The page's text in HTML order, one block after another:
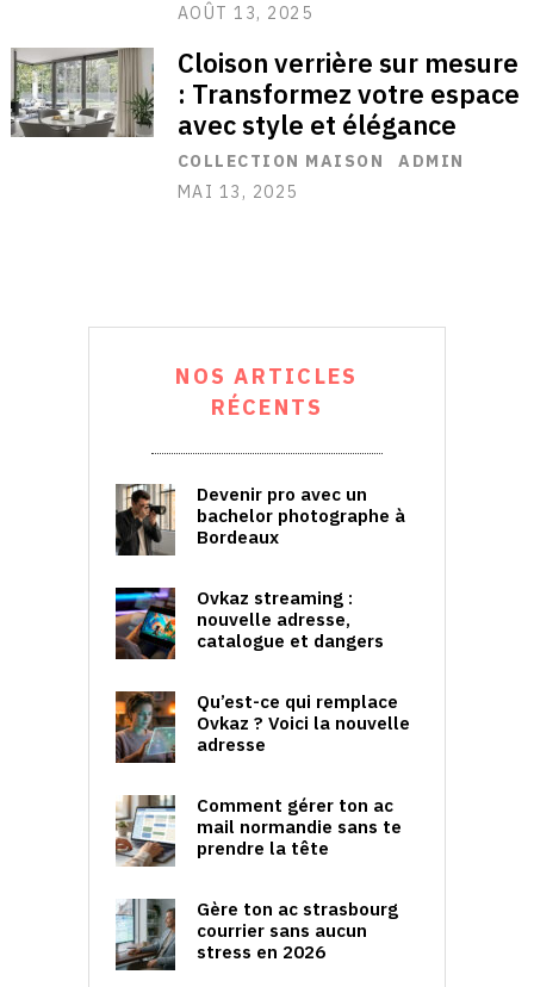
AOÛT 13, 2025
Cloison verrière sur mesure
: Transformez votre espace
avec style et élégance
COLLECTION MAISON
ADMIN
MAI 13, 2025
NOS ARTICLES
RÉCENTS
Devenir pro avec un
bachelor photographe à
Bordeaux
Ovkaz streaming :
nouvelle adresse,
catalogue et dangers
Qu’est-ce qui remplace
Ovkaz ? Voici la nouvelle
adresse
Comment gérer ton ac
mail normandie sans te
prendre la tête
Gère ton ac strasbourg
courrier sans aucun
stress en 2026